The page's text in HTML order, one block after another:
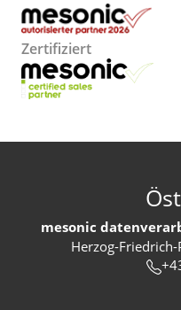
Zertifiziert
mesonic
Herzog-